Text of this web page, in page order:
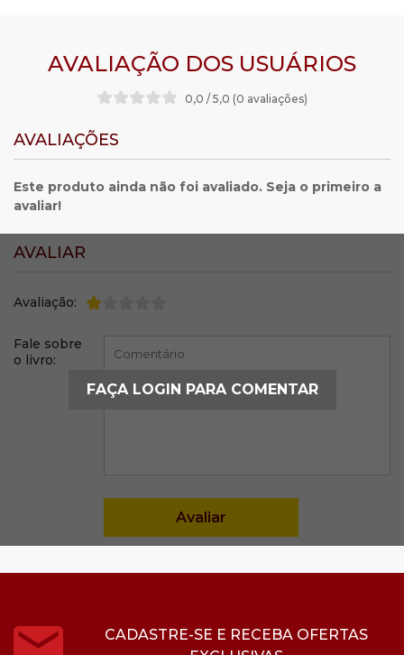
AVALIAÇÃO DOS USUÁRIOS
0,0 / 5,0 (0 avaliações)
AVALIAÇÕES
Este produto ainda não foi avaliado. Seja o primeiro a
avaliar!
AVALIAR
Avaliação:
Fale sobre
o livro:
FAÇA LOGIN PARA COMENTAR
CADASTRE-SE E RECEBA OFERTAS